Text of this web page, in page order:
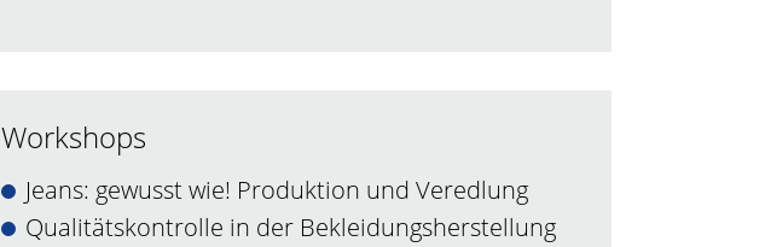
Workshops
Jeans: gewusst wie! Produktion und Veredlung
Qualitätskontrolle in der Bekleidungsherstellung